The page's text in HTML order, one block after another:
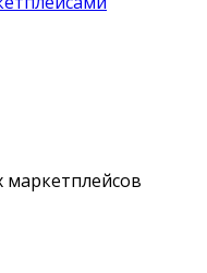
маркетплейсов